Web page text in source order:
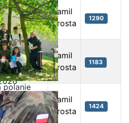
w roku
polanie
z
Kamil
Krosta
1290
IT
Kamil
Krosta
1183
to
Kamil
Krosta
1424